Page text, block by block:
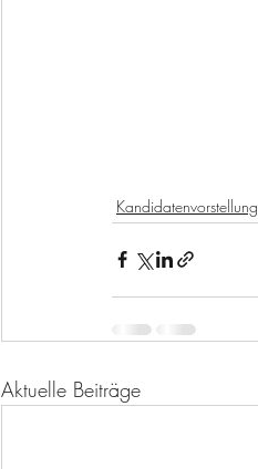
Kandidatenvorstellung
Aktuelle Beiträge